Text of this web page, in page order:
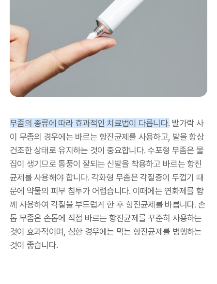
무좀의 종류에 따라 효과적인 치료법이 다릅니다. 발가락 사
이 무좀의 경우에는 바르는 항진균제를 사용하고, 발을 항상
건조한 상태로 유지하는 것이 중요합니다. 수포형 무좀은 물
집이 생기므로 통풍이 잘되는 신발을 착용하고 바르는 항진
균제를 사용해야 합니다. 각화형 무좀은 각질층이 두껍기 때
문에 약물의 피부 침투가 어렵습니다. 이때에는 연화제를 함
께 사용하여 각질을 부드럽게 한 후 항진균제를 바릅니다. 손
톱 무좀은 손톱에 직접 바르는 항진균제를 꾸준히 사용하는
것이 효과적이며, 심한 경우에는 먹는 항진균제를 병행하는
것이 좋습니다.